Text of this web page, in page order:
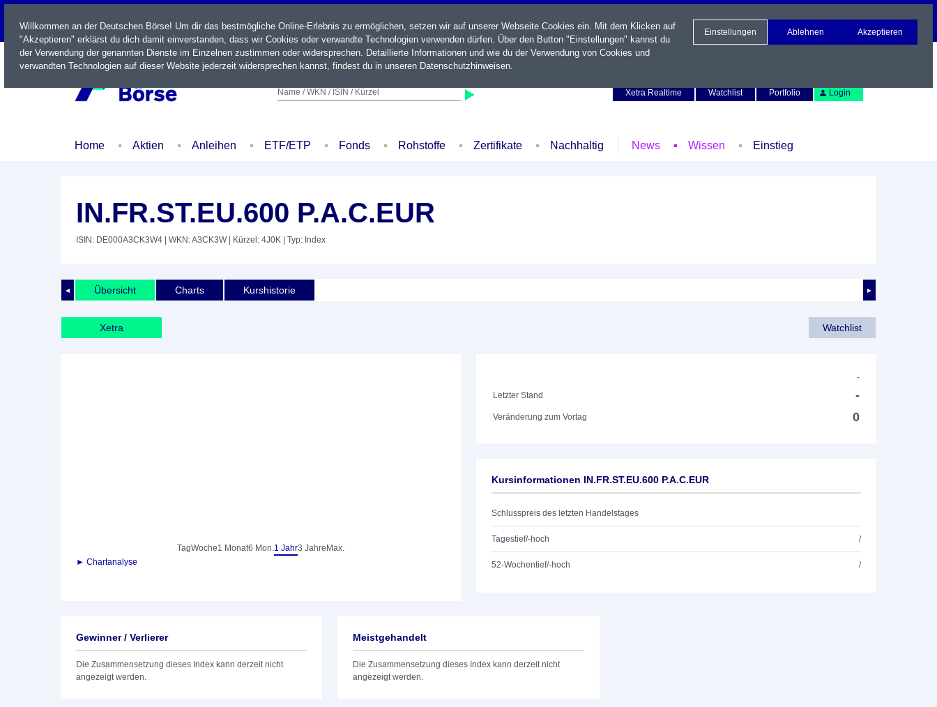
LIVE
Name / WKN / ISIN / Kürzel
Xetra Realtime
Watchlist Portfolio Login
Home Aktien Anleihen ETF/ETP Fonds Rohstoffe Zertifikate Nachhaltig News Wissen Einstieg
IN.FR.ST.EU.600 P.A.C.EUR
ISIN: DE000A3CK3W4 | WKN: A3CK3W| Kürzel: 4J0K | Typ: Index
◄ ►
Übersicht Charts Kurshistorie
Xetra Watchlist
TagWoche1 Monat6 Mon.1 Jahr3 Jahre Max.
► Chartanalyse
-
Letzter Stand
-
Veränderung zum Vortag 0
Kursinformationen IN.FR.ST.EU.600 P.A.C.EUR
Schlusspreis des letzten Handelstages
Tagestief/-hoch /
52-Wochentief/-hoch /
Gewinner / Verlierer
Die Zusammensetzung dieses Index kann derzeit nicht
angezeigt werden.
Meistgehandelt
Die Zusammensetzung dieses Index kann derzeit nicht
angezeigt werden.
Willkommen an der Deutschen Börse! Um dir das bestmögliche Online-Erlebnis zu ermöglichen, setzen wir auf unserer Webseite Cookies ein. Mit dem Klicken auf
"Akzeptieren" erklärst du dich damit einverstanden, dass wir Cookies oder verwandte Technologien verwenden dürfen. Über den Button "Einstellungen" kannst du
der Verwendung der genannten Dienste im Einzelnen zustimmen oder widersprechen. Detaillierte Informationen und wie du der Verwendung von Cookies und
verwandten Technologien auf dieser Website jederzeit widersprechen kannst, findest du in unseren Datenschutzhinweisen.
Einstellungen Ablehnen Akzeptieren